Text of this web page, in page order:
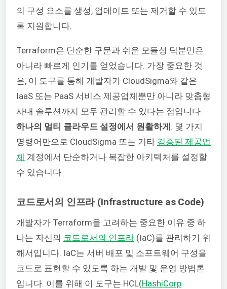
의 구성 요소를 생성, 업데이트 또는 제거할 수 있도
록 지원합니다.
Terraform은 단순한 구문과 쉬운 모듈성 덕분만은
아니라 빠르게 인기를 얻었습니다. 가장 중요한 것
은, 이 도구를 통해 개발자가 CloudSigma와 같은
IaaS 또는 PaaS 서비스 제공업체뿐만 아니라 맞춤형
사내 솔루션까지 모두 관리할 수 있다는 점입니다.
하나의 멀티 클라우드 설정에서 원활하게 . 몇 가지
명령어만으로 CloudSigma 또는 기타 검증된 제공업
체 계정에서 단순하거나 복잡한 아키텍처를 설정할
수 있습니다.
코드로서의 인프라 (Infrastructure as Code)
개발자가 Terraform을 고려하는 중요한 이유 중 하
나는 자신의 코드로서의 인프라 (IaC)를 관리하기 위
해서입니다. IaC는 서버 배포 및 소프트웨어 구성을
코드로 표현할 수 있도록 하는 개발 및 운영 방법론
입니다. 이를 위해 이 도구는 HCL(HashiCorp